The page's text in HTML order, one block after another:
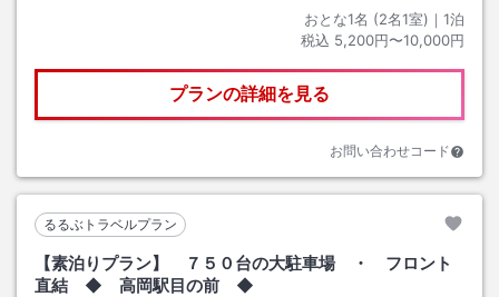
おとな1名 (2名1室)｜ 1泊
税込 5,200円〜10,000円
プランの詳細を見る
お問い合わせコード
るるぶトラベルプラン
【素泊りプラン】 ７５０台の大駐車場 ・ フロント
直結 ◆ 高岡駅目の前 ◆